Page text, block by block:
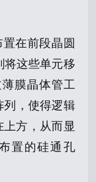
在前段晶圆
将这些单元移
膜晶体管工
列，使得逻辑
上方，从而显
置的硅通孔